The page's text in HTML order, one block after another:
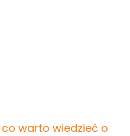
warto wiedzieć o